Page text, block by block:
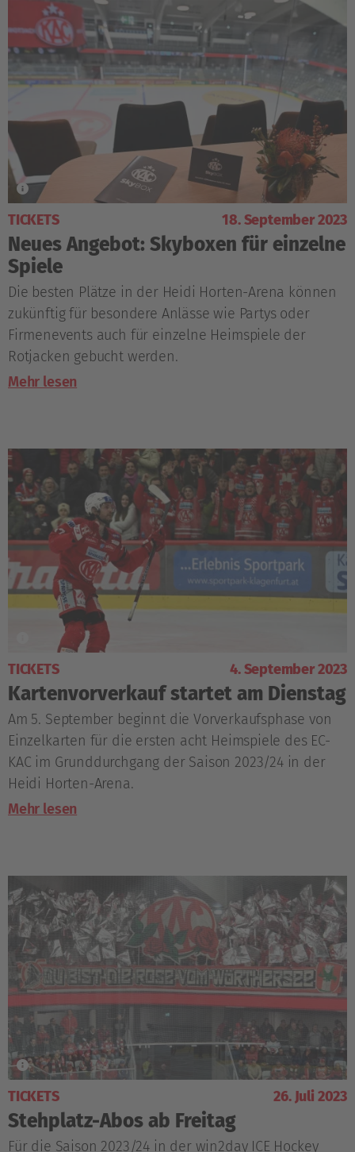
TICKETS 18. September 2023
Neues Angebot: Skyboxen für einzelne
Spiele
Die besten Plätze in der Heidi Horten-Arena können
zukünftig für besondere Anlässe wie Partys oder
Firmenevents auch für einzelne Heimspiele der
Rotjacken gebucht werden.
Mehr lesen
TICKETS 4. September 2023
Kartenvorverkauf startet am Dienstag
Am 5. September beginnt die Vorverkaufsphase von
Einzelkarten für die ersten acht Heimspiele des EC-
KAC im Grunddurchgang der Saison 2023/24 in der
Heidi Horten-Arena.
Mehr lesen
TICKETS 26. Juli 2023
Stehplatz-Abos ab Freitag
Für die Saison 2023/24 in der win2day ICE Hockey